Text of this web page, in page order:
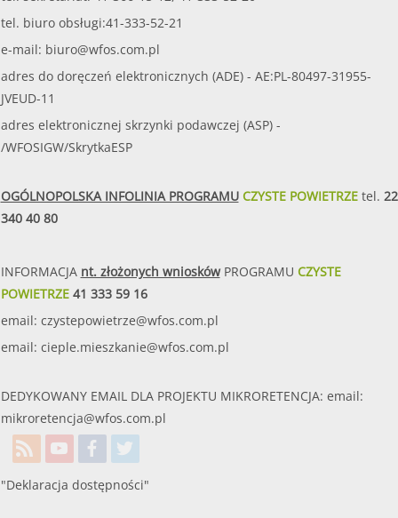
tel. biuro obsługi:41-333-52-21
e-mail: biuro@wfos.com.pl
adres do doręczeń elektronicznych (ADE) - AE:PL-80497-31955-
JVEUD-11
adres elektronicznej skrzynki podawczej (ASP) -
/WFOSIGW/SkrytkaESP
OGÓLNOPOLSKA INFOLINIA PROGRAMUCZYSTE POWIETRZEtel. 22
340 40 80
INFORMACJA nt. złożonych wnioskówPROGRAMU CZYSTE
POWIETRZE41 333 59 16
email: czystepowietrze@wfos.com.pl
email: cieple.mieszkanie@wfos.com.pl
DEDYKOWANY EMAIL DLA PROJEKTU MIKRORETENCJA: email:
mikroretencja@wfos.com.pl
"Deklaracja dostępności"